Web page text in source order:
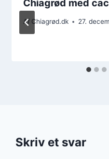
Chiagrød med
Af Chiagrød.dk 27.
Skriv et svar